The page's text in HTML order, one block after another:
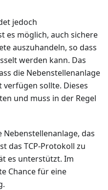
jedoch
es möglich, auch sichere
auszuhandeln, so dass
werden kann. Das
die Nebenstellenanlage
sollte. Dieses
und muss in der Regel
das
das TCP-Protokoll zu
es unterstützt. Im
Chance für eine